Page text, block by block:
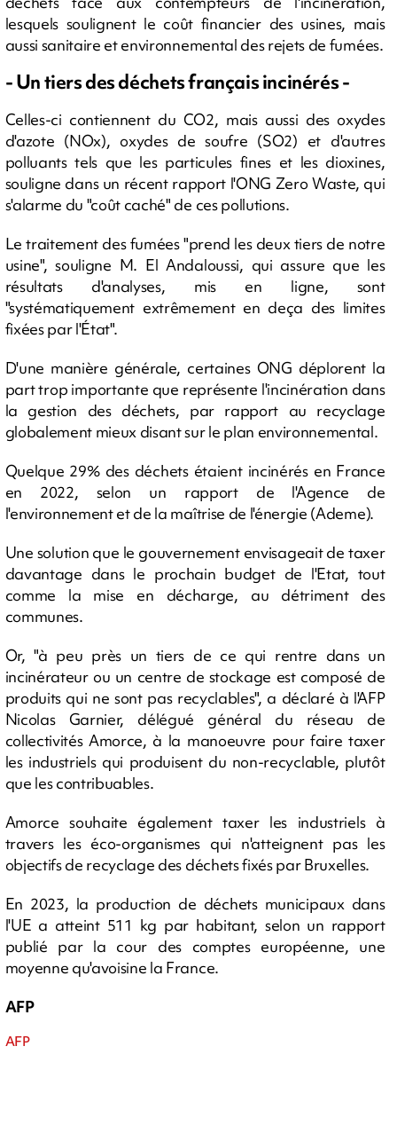
lesquels soulignent le coût financier des usines, mais
aussi sanitaire et environnemental des rejets de fumées.
- Un tiers des déchets français incinérés -
Celles-ci contiennent du CO2, mais aussi des oxydes
d'azote (NOx), oxydes de soufre (SO2) et d'autres
polluants tels que les particules fines et les dioxines,
souligne dans un récent rapport l'ONG Zero Waste, qui
s'alarme du "coût caché" de ces pollutions.
Le traitement des fumées "prend les deux tiers de notre
usine", souligne M. El Andaloussi, qui assure que les
résultats d'analyses, mis en ligne, sont
"systématiquement extrêmement en deça des limites
fixées par l'État".
D'une manière générale, certaines ONG déplorent la
part trop importante que représente l'incinération dans
la gestion des déchets, par rapport au recyclage
globalement mieux disant sur le plan environnemental.
Quelque 29% des déchets étaient incinérés en France
en 2022, selon un rapport de l'Agence de
l'environnement et de la maîtrise de l'énergie (Ademe).
Une solution que le gouvernement envisageait de taxer
davantage dans le prochain budget de l'Etat, tout
comme la mise en décharge, au détriment des
communes.
Or, "à peu près un tiers de ce qui rentre dans un
incinérateur ou un centre de stockage est composé de
produits qui ne sont pas recyclables", a déclaré à l'AFP
Nicolas Garnier, délégué général du réseau de
collectivités Amorce, à la manoeuvre pour faire taxer
les industriels qui produisent du non-recyclable, plutôt
que les contribuables.
Amorce souhaite également taxer les industriels à
travers les éco-organismes qui n'atteignent pas les
objectifs de recyclage des déchets fixés par Bruxelles.
En 2023, la production de déchets municipaux dans
l'UE a atteint 511 kg par habitant, selon un rapport
publié par la cour des comptes européenne, une
moyenne qu'avoisine la France.
AFP
AFP